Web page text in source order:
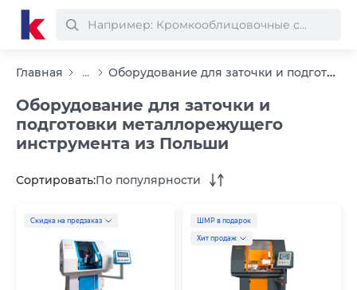
Главная ... Оборудование для заточки и подготовки металлорежущего инструмента из П...
Оборудование для заточки и
подготовки металлорежущего
инструмента из Польши
Сортировать:По популярности
Скидка на предзаказ ШМР в подарок
Хит продаж